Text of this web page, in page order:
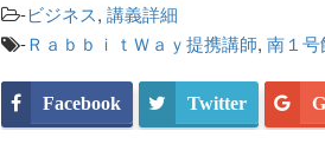
-ビジネス, 講義詳細
-ＲａｂｂｉｔＷａｙ提携講師, 南１号
Facebook Twitter